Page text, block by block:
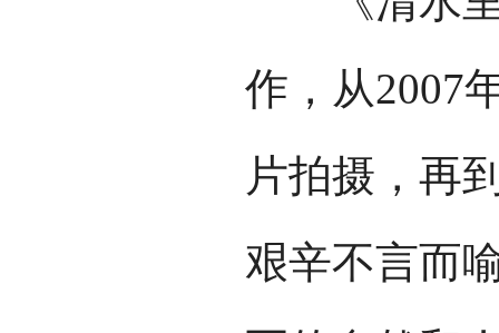
作，从2007
片拍摄，再
艰辛不言而